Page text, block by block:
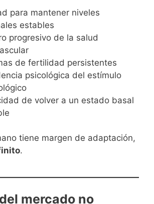
para mantener niveles
estables
progresivo de la salud
de fertilidad persistentes
psicológica del estímulo
de volver a un estado basal
tiene margen de adaptación,
.
mercado no